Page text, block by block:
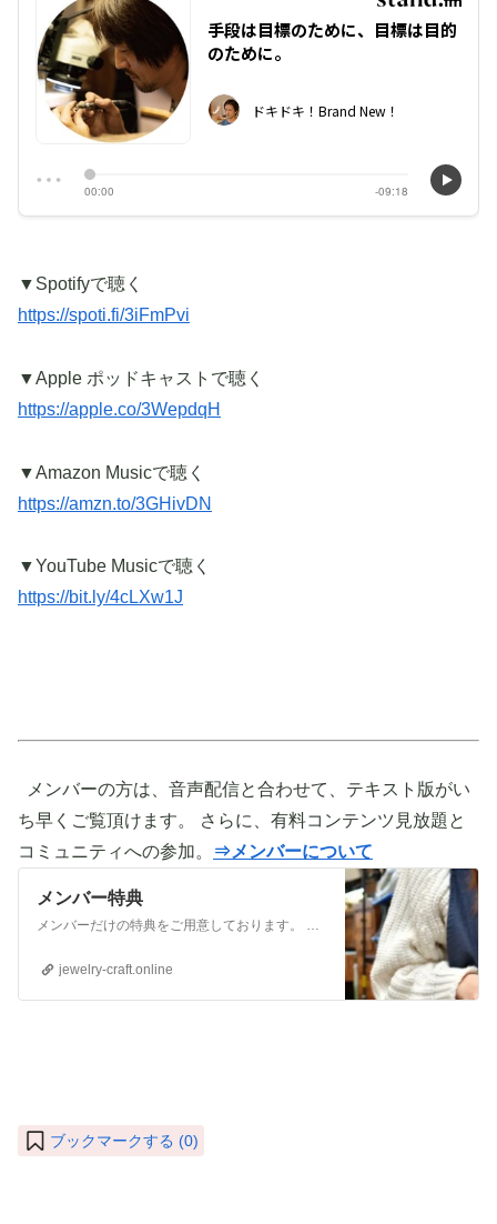
▼Spotifyで聴く
https://spoti.fi/3iFmPvi
▼Apple ポッドキャストで聴く
https://apple.co/3WepdqH
▼Amazon Musicで聴く
https://amzn.to/3GHivDN
▼YouTube Musicで聴く
https://bit.ly/4cLXw1J
メンバーの方は、音声配信と合わせて、テキスト版がい
ち早くご覧頂けます。 さらに、有料コンテンツ見放題と
コミュニティへの参加。
⇒メンバーについて
メンバー特典
jewelry-craft.online
ブックマークする (0)